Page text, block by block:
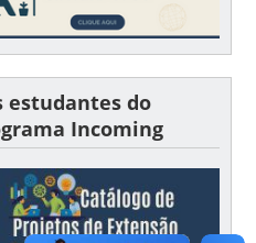
estudantes do
Incoming